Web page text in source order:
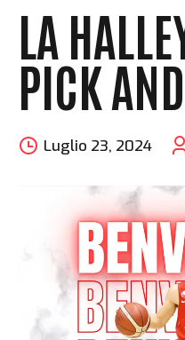
LA
PICK
Luglio 23, 2024